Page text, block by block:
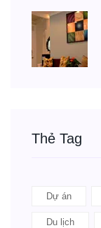
Thẻ Tag
Dự án
Du lịch